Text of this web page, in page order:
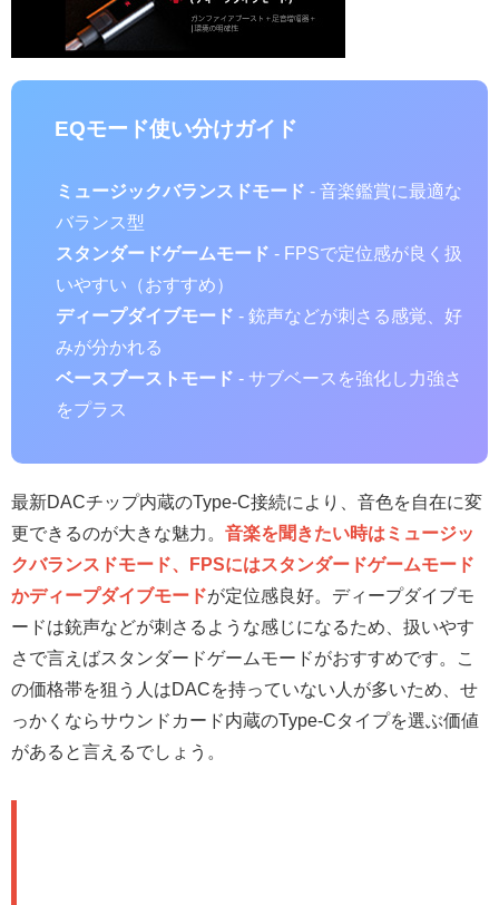
EQモード使い分けガイド
ミュージックバランスドモード - 音楽鑑賞に最適な
バランス型
スタンダードゲームモード - FPSで定位感が良く扱
いやすい（おすすめ）
ディープダイブモード - 銃声などが刺さる感覚、好
みが分かれる
ベースブーストモード - サブベースを強化し力強さ
をプラス
最新DACチップ内蔵のType-C接続により、音色を自在に変
更できるのが大きな魅力。 音楽を聞きたい時はミュージッ
クバランスドモード、FPSにはスタンダードゲームモード
かディープダイブモードが定位感良好。ディープダイブモ
ードは銃声などが刺さるような感じになるため、扱いやす
さで言えばスタンダードゲームモードがおすすめです。こ
の価格帯を狙う人はDACを持っていない人が多いため、せ
っかくならサウンドカード内蔵のType-Cタイプを選ぶ価値
があると言えるでしょう。